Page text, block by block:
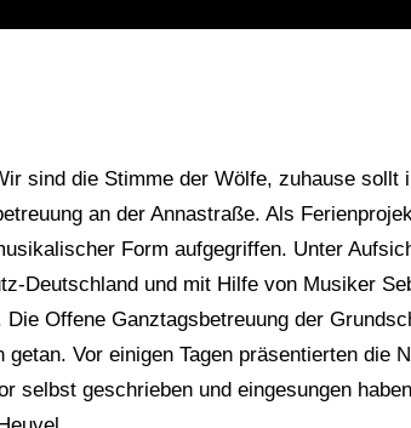
sind die Stimme der Wölfe, zuhause
an der Annastraße. Als
Form aufgegriffen. Unter
Deutschland und mit Hilfe von Musiker
Die Offene Ganztagsbetreuung der
getan. Vor einigen Tagen präsentierten die
selbst geschrieben und eingesungen